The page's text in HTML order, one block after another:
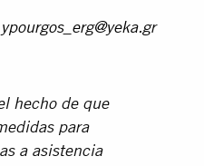
ypourgos_erg@yeka.gr
hecho de que
para
a asistencia